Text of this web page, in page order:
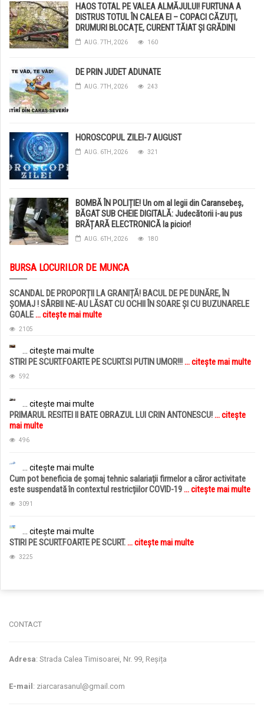
HAOS TOTAL PE VALEA ALMĂJULUI! FURTUNA A
DISTRUS TOTUL ÎN CALEA EI – COPACI CĂZUȚI,
DRUMURI BLOCAȚE, CURENT TĂIAT ȘI GRĂDINI
DISTRUSE DE GRINDINĂ!
AUG. 7TH, 2026 160
DE PRIN JUDET ADUNATE
AUG. 7TH, 2026 243
HOROSCOPUL ZILEI-7 AUGUST
AUG. 6TH, 2026 321
BOMBĂ ÎN POLIȚIE! Un om al legii din Caransebeș,
BĂGAT SUB CHEIE DIGITALĂ: Judecătorii i-au pus
BRĂȚARĂ ELECTRONICĂ la picior!
AUG. 6TH, 2026 180
BURSA LOCURILOR DE MUNCA
SCANDAL DE PROPORȚII LA GRANIȚĂ! BACUL DE PE DUNĂRE, ÎN
ȘOMAJ ! SÂRBII NE-AU LĂSAT CU OCHII ÎN SOARE ȘI CU BUZUNARELE
GOALE... citește mai multe
2105
... citește mai multe
STIRI PE SCURT.FOARTE PE SCURT.SI PUTIN UMOR!!!... citește mai multe
592
... citește mai multe
PRIMARUL RESITEI II BATE OBRAZUL LUI CRIN ANTONESCU!... citește
mai multe
496
... citește mai multe
Cum pot beneficia de șomaj tehnic salariații firmelor a căror activitate
este suspendată în contextul restricțiilor COVID-19... citește mai multe
3091
... citește mai multe
STIRI PE SCURT.FOARTE PE SCURT.... citește mai multe
3225
CONTACT
Adresa: Strada Calea Timisoarei, Nr. 99, Reșița
E-mail : ziarcarasanul@gmail.com